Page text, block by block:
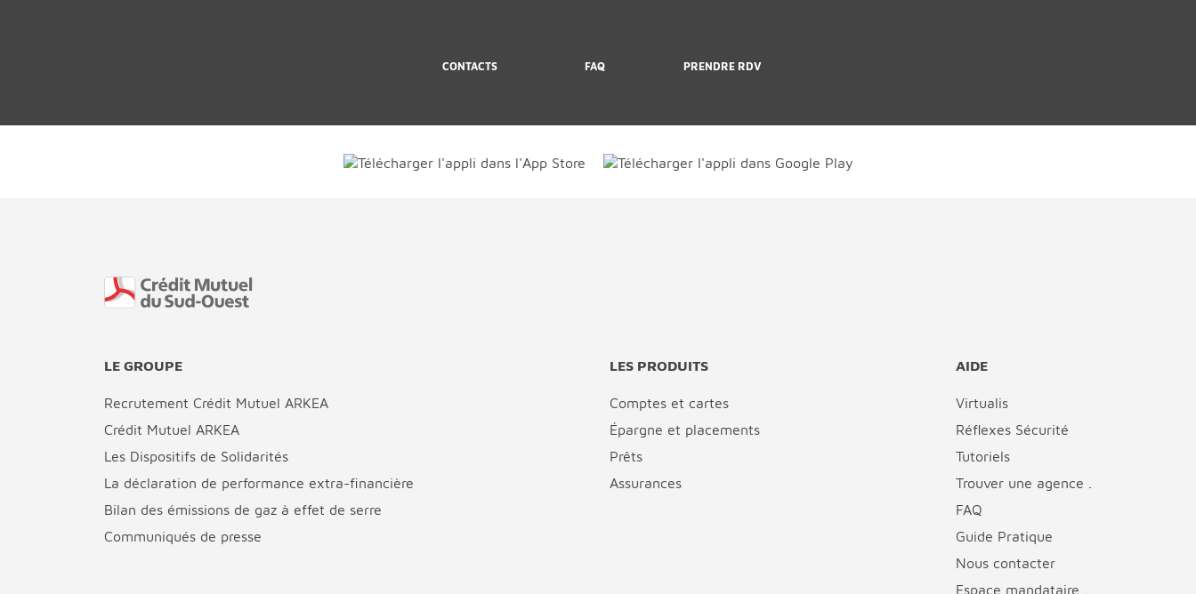
CONTACTS FAQ PRENDRE RDV
LE GROUPE
Recrutement Crédit Mutuel ARKEA
Crédit Mutuel ARKEA
Les Dispositifs de Solidarités
La déclaration de performance extra-financière
Bilan des émissions de gaz à effet de serre
Communiqués de presse
LES PRODUITS
Comptes et cartes
Épargne et placements
Prêts
Assurances
AIDE
Virtualis
Réflexes Sécurité
Tutoriels
Trouver une agence .
FAQ
Guide Pratique
Nous contacter
Espace mandataire .
Fin de page